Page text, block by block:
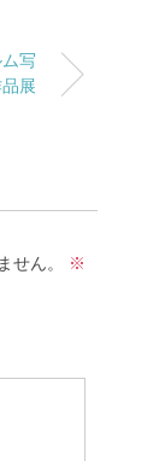
写
展
せん。
※